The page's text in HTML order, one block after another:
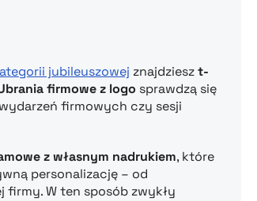
jubileuszowej znajdzieszt-
firmowe z logo sprawdzą się
firmowych czy sesji
z własnym nadrukiem, które
personalizację – od
firmy. W ten sposób zwykły